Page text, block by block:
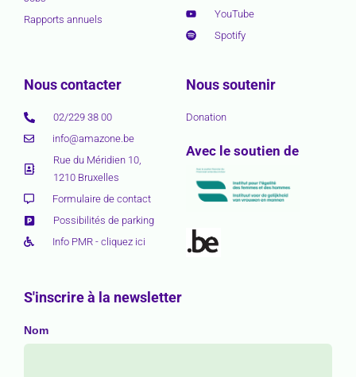
Rapports annuels
YouTube
Spotify
Nous contacter
02/229 38 00
info@amazone.be
Rue du Méridien 10,
1210 Bruxelles
Formulaire de contact
Possibilités de parking
Info PMR - cliquez ici
Nous soutenir
Donation
Avec le soutien de
S'inscrire à la newsletter
Nom